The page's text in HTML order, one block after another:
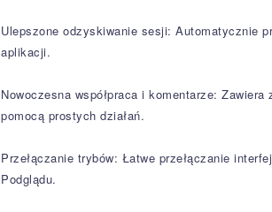
Ulepszone odzyskiwanie sesji: Automatycznie
aplikacji.
Nowoczesna współpraca i komentarze:
pomocą prostych działań.
Przełączanie trybów: Łatwe przełączanie
Podglądu.